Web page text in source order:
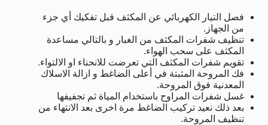
فصل التيار الكهربائي عن المكثف قبل تفكيك أي جزء
من الجهاز.
تنظيف شفرات المكثف من الغبار و بالتالي مساعدة
المكثف على سحب الهواء.
تقويم شفرات المكثف التي تعرضت للانحناء او الالتواء.
فك المروحة المثبتة في أعلى الضاغط و ازالة الاسلاك
المعدنية فوق المروحة.
غسل شفرات المراوح باستخدام المياة ثم تجفيفها
بعد ذلك نعيد تركيب الضاغط مرة اخرى بعد الانتهاء من
تنظيف المروحة.